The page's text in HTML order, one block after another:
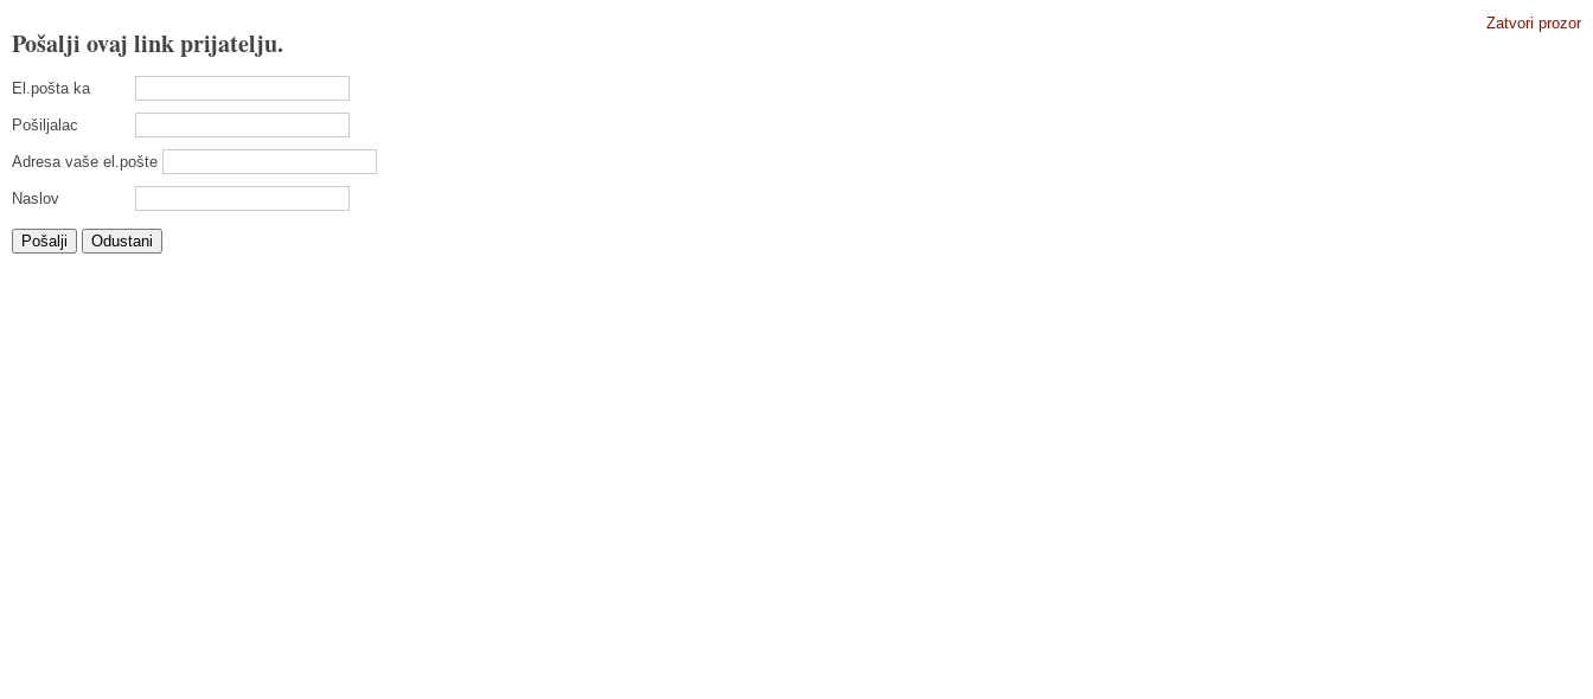
Pošalji ovaj link prijatelju.
Zatvori prozor
El.pošta ka
Pošiljalac
Adresa vaše el.pošte
Naslov
Pošalji Odustani